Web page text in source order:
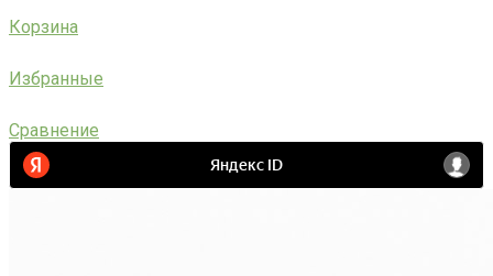
Корзина
Избранные
Сравнение